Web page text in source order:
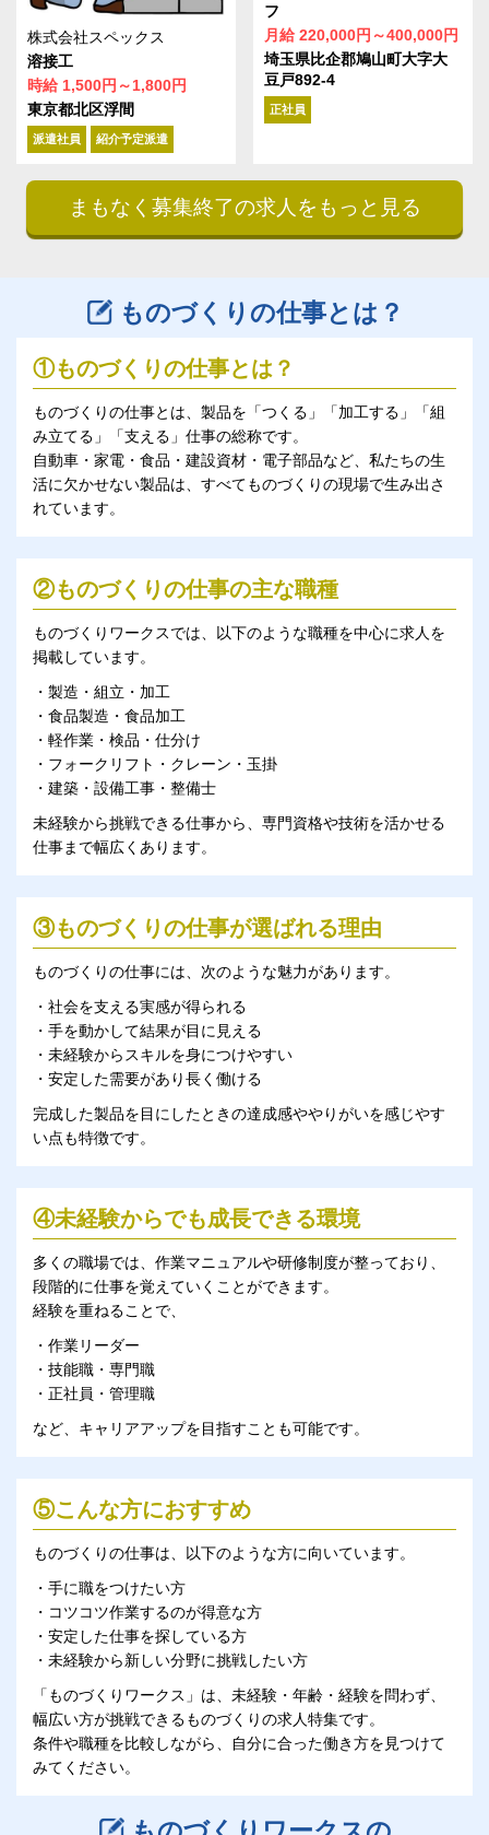
株式会社スペックス
溶接工
時給 1,500円～1,800円
東京都北区浮間
派遣社員 紹介予定派遣
フ
月給 220,000円～400,000円
埼玉県比企郡鳩山町大字大
豆戸892-4
正社員
まもなく募集終了の求人をもっと見る
ものづくりの仕事とは？
①ものづくりの仕事とは？
ものづくりの仕事とは、製品を「つくる」「加工する」「組
み立てる」「支える」仕事の総称です。
自動車・家電・食品・建設資材・電子部品など、私たちの生
活に欠かせない製品は、すべてものづくりの現場で生み出さ
れています。
②ものづくりの仕事の主な職種
ものづくりワークスでは、以下のような職種を中心に求人を
掲載しています。
・製造・組立・加工
・食品製造・食品加工
・軽作業・検品・仕分け
・フォークリフト・クレーン・玉掛
・建築・設備工事・整備士
未経験から挑戦できる仕事から、専門資格や技術を活かせる
仕事まで幅広くあります。
③ものづくりの仕事が選ばれる理由
ものづくりの仕事には、次のような魅力があります。
・社会を支える実感が得られる
・手を動かして結果が目に見える
・未経験からスキルを身につけやすい
・安定した需要があり長く働ける
完成した製品を目にしたときの達成感ややりがいを感じやす
い点も特徴です。
④未経験からでも成長できる環境
多くの職場では、作業マニュアルや研修制度が整っており、
段階的に仕事を覚えていくことができます。
経験を重ねることで、
・作業リーダー
・技能職・専門職
・正社員・管理職
など、キャリアアップを目指すことも可能です。
⑤こんな方におすすめ
ものづくりの仕事は、以下のような方に向いています。
・手に職をつけたい方
・コツコツ作業するのが得意な方
・安定した仕事を探している方
・未経験から新しい分野に挑戦したい方
「ものづくりワークス」は、未経験・年齢・経験を問わず、
幅広い方が挑戦できるものづくりの求人特集です。
条件や職種を比較しながら、自分に合った働き方を見つけて
みてください。